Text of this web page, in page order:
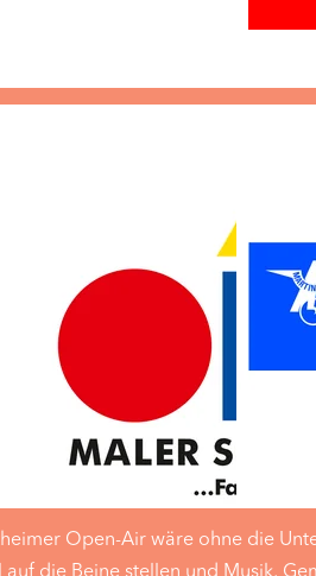
Open-Air wäre ohne die
auf die Beine stellen und Musik,